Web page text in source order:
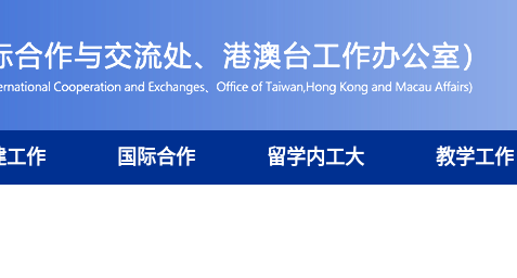
工作 国际合作 留学内工大 教学工作